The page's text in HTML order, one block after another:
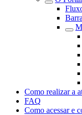
Como realizar a
FAQ
Como acessar e